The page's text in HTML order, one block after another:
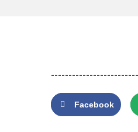
Facebook